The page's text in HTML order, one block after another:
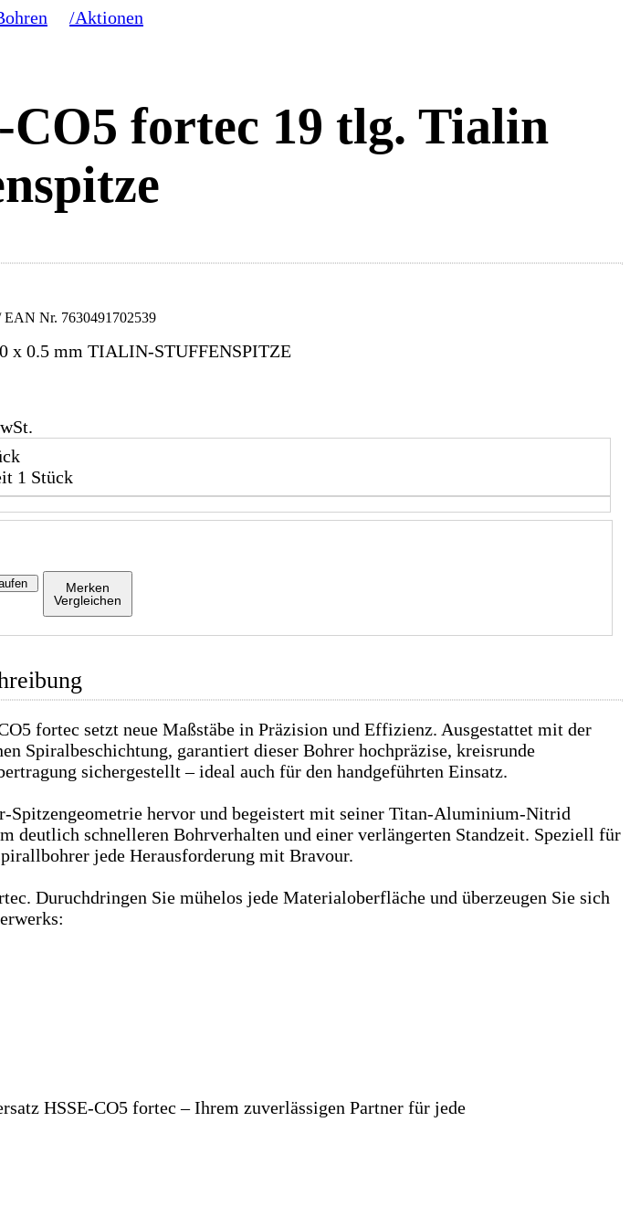
/Aktionen
fortec 19 tlg. Tialin
EAN Nr. 7630491702539
x 0.5 mm TIALIN-STUFFENSPITZE
1 Stück
Merken
Vergleichen
fortec setzt neue Maßstäbe in Präzision und Effizienz. Ausgestattet mit der
Spiralbeschichtung, garantiert dieser Bohrer hochpräzise, kreisrunde
sichergestellt – ideal auch für den handgeführten Einsatz.
hervor und begeistert mit seiner Titan-Aluminium-Nitrid
schnelleren Bohrverhalten und einer verlängerten Standzeit. Speziell für
jede Herausforderung mit Bravour.
Duruchdringen Sie mühelos jede Materialoberfläche und überzeugen Sie sich
HSSE-CO5 fortec – Ihrem zuverlässigen Partner für jede